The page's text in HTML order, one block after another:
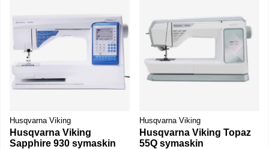
Husqvarna Viking
Husqvarna Viking
Sapphire 930 symaskin
Husqvarna Viking
Husqvarna Viking Topaz
55Q symaskin